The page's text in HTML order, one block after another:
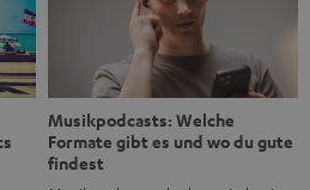
und große Fragen. Zum 70.
Blick zurück. Vom Filmheft zur
ihren Ton fand Als die […]
Musikpodcasts: Welche
Formate gibt es und wo du gute
findest